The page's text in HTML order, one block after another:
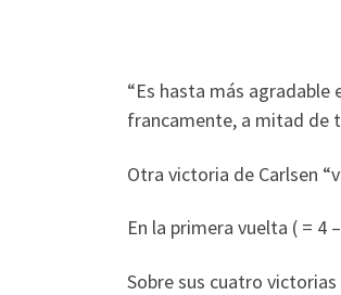
“Es hasta más agradable
francamente, a mitad de
Otra victoria de Carlsen
En la primera vuelta ( = 4
Sobre sus cuatro